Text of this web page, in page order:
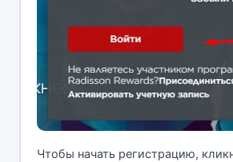
Чтобы начать регистрацию,